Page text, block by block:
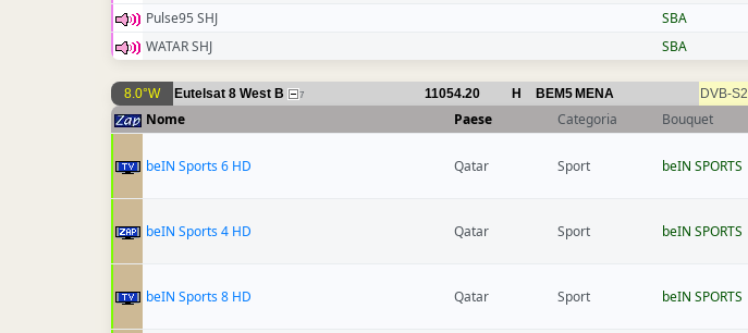
Pulse95 SHJ
SBA
WATAR SHJ
SBA
8.0°W Eutelsat 8 West B 7 11054.20 H BEM5MENA DVB-S2
Nome Paese Categoria Bouquet
beIN Sports 6 HD Qatar Sport beIN SPORTS
beIN Sports 4 HD Qatar Sport beIN SPORTS
beIN Sports 8 HD Qatar Sport beIN SPORTS